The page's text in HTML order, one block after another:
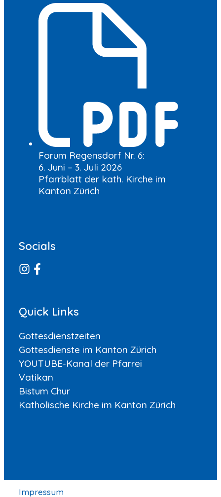
Forum Regensdorf Nr. 6:
6. Juni – 3. Juli 2026
Pfarrblatt der kath. Kirche im
Kanton Zürich
Socials
Quick Links
Gottesdienstzeiten
Gottesdienste im Kanton Zürich
YOUTUBE-Kanal der Pfarrei
Vatikan
Bistum Chur
Katholische Kirche im Kanton Zürich
Impressum